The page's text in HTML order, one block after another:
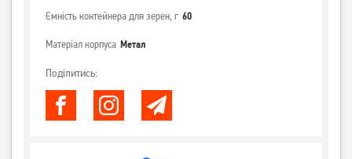
Ємність контейнера для зерен, г 60
Матеріал корпуса Метал
Поділитись: